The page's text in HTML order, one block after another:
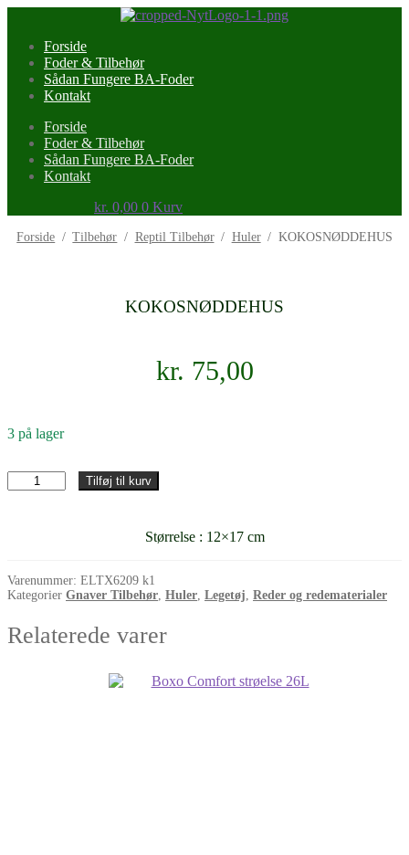
Forside
Foder & Tilbehør
Sådan Fungere BA-Foder
Kontakt
Forside
Foder & Tilbehør
Sådan Fungere BA-Foder
Kontakt
kr. 0,00 0 Kurv
Forside / Tilbehør / Reptil Tilbehør / Huler / KOKOSNØDDEHUS
KOKOSNØDDEHUS
kr. 75,00
3 på lager
KOKOSNØDDEHUS
antal
Tilføj til kurv
Størrelse : 12×17 cm
Varenummer: ELTX6209 k1
Kategorier Gnaver Tilbehør Huler Legetøj Reder og redematerialer
Relaterede varer